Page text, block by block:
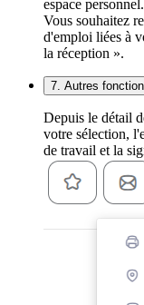
espace personnel.
Vous souhaitez
d'emploi liées à
la réception ».
7. Autres
Depuis le détail
votre sélection,
de travail et la